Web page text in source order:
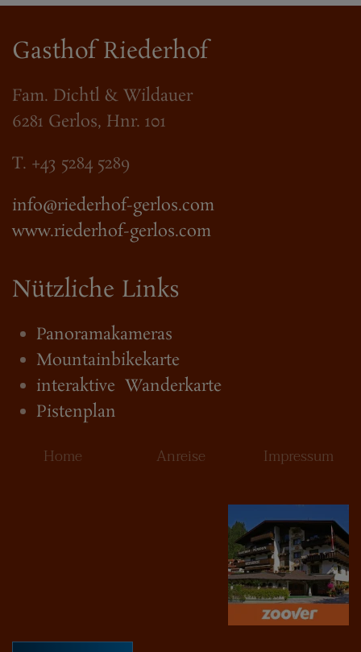
Gasthof Riederhof
Fam. Dichtl & Wildauer
6281 Gerlos, Hnr. 101
T. +43 5284 5289
info@riederhof-gerlos.com
www.riederhof-gerlos.com
Nützliche Links
Panoramakameras
Mountainbikekarte
interaktive Wanderkarte
Pistenplan
Home Anreise Impressum